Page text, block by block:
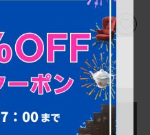
高さ：90㎜